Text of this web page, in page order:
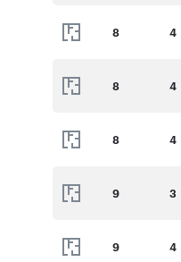
8 4
8 4
8 4
9 3
9 4